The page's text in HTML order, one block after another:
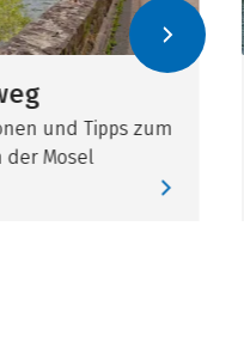
und Tipps zum
Mosel